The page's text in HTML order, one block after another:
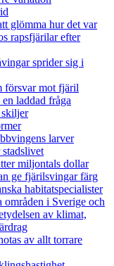
glömma hur det var
rapsfjärilar efter
sprider sig i
försvar mot fjäril
laddad fråga
larver
miljontals dollar
ge fjärilsvingar färg
habitatspecialister
i Sverige och
av klimat,
av allt torrare